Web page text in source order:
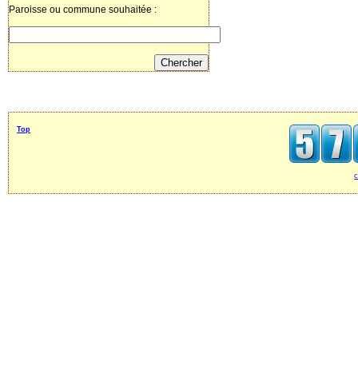
Paroisse ou commune souhaitée :
Top